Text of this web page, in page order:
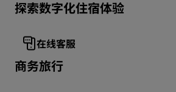
探索数字化住宿体验
在线客服
商务旅行